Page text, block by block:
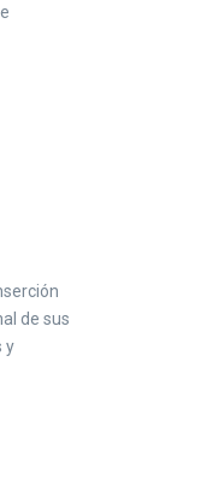
de sus
y